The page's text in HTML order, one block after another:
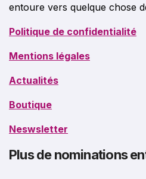
entoure vers quelque chose
Politique de confidentialité
Mentions légales
Actualités
Boutique
Neswsletter
Plus de nominations